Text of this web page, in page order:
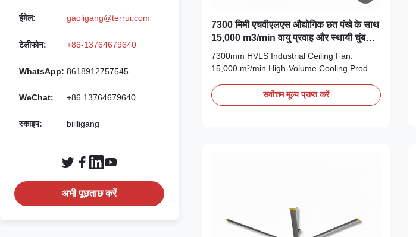
ईमेल: gaoligang@terrui.com
टेलीफोन: +86-13764679640
WhatsApp: 8618912757545
WeChat: +86 13764679640
स्काइप: billligang
अभी पूछताछ करें
7300 मिमी एचवीएलएस औद्योगिक छत पंखे के साथ
15,000 m3/min वायु प्रवाह और स्थायी चुंबक
ब्रशलेस मोटर
7300mm HVLS Industrial Ceiling Fan:
15,000 m³/min High-Volume Cooling Product
industrial ceiling fan represents the pinnacle
of High-Volume, Low-Speed (HVLS)
सर्वोत्तम मूल्य प्राप्त करें